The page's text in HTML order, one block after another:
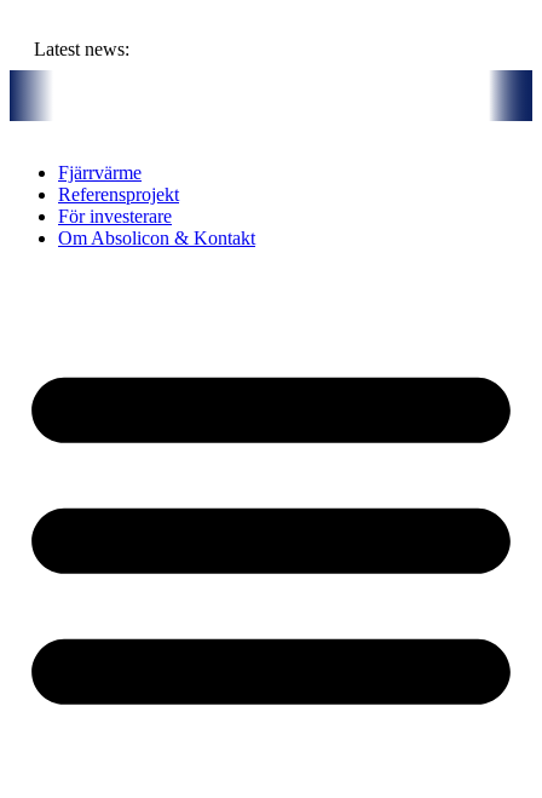
innehåll
Latest news:
Fjärrvärme
Referensprojekt
För investerare
Om Absolicon & Kontakt